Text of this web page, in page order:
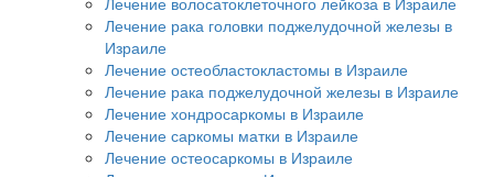
Лечение рака головки поджелудочной железы в
Израиле
Лечение остеобластокластомы в Израиле
Лечение рака поджелудочной железы в Израиле
Лечение хондросаркомы в Израиле
Лечение саркомы матки в Израиле
Лечение остеосаркомы в Израиле